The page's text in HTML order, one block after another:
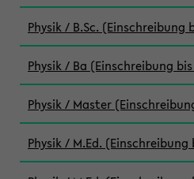
Physik / B.Sc. (Einschreibung
Physik / Ba (Einschreibung bis
Physik / Master
Physik / M.Ed. (Einschreibung